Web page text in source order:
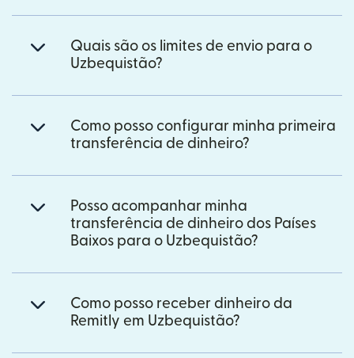
Quais são os limites de envio para o
Uzbequistão?
Como posso configurar minha primeira
transferência de dinheiro?
Posso acompanhar minha
transferência de dinheiro dos Países
Baixos para o Uzbequistão?
Como posso receber dinheiro da
Remitly em Uzbequistão?